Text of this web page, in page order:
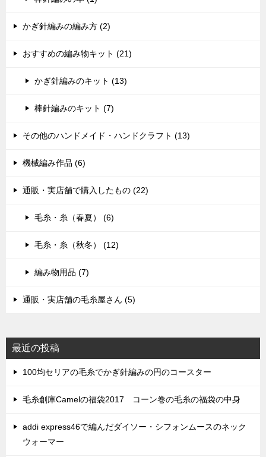
かぎ針編みの編み方 (2)
おすすめの編み物キット (21)
かぎ針編みのキット (13)
棒針編みのキット (7)
その他のハンドメイド・ハンドクラフト (13)
機械編み作品 (6)
通販・実店舗で購入したもの (22)
毛糸・糸（春夏） (6)
毛糸・糸（秋冬） (12)
編み物用品 (7)
通販・実店舗の毛糸屋さん (5)
最近の投稿
100均セリアの毛糸でかぎ針編みの円のコースター
毛糸創庫Camelの福袋2017 コーン巻の毛糸の福袋の中身
addi express46で編んだダイソー・シフォンムースのネック
ウォーマー